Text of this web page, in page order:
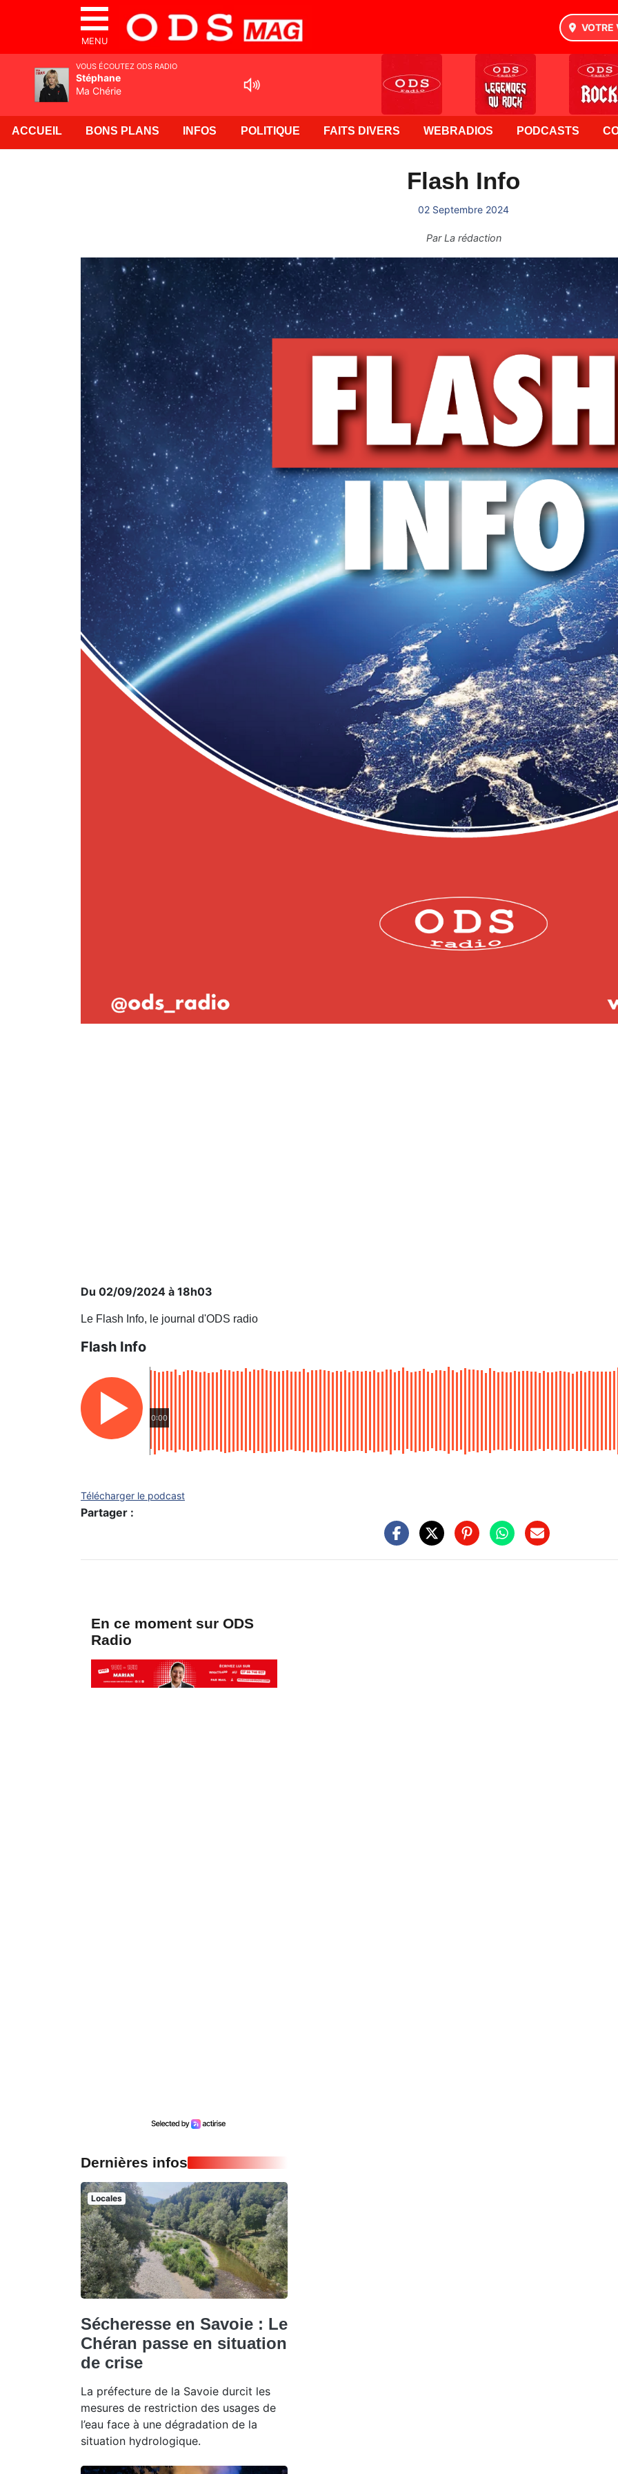
MENU
VOTRE
ACCUEIL BONS PLANS INFOS POLITIQUE FAITS DIVERS WEBRADIOS PODCASTS
Flash Info
02 Septembre 2024
ParLa rédaction
Du 02/09/2024 à 18h03
Le Flash Info, le journal d'ODS radio
Flash Info
0:00
Télécharger le podcast
Partager :
En ce moment sur ODS
Radio
Dernières infos
Locales
Sécheresse en Savoie : Le
Chéran passe en situation
de crise
La préfecture de la Savoie durcit les
mesures de restriction des usages de
l’eau face à une dégradation de la
situation hydrologique.
VOUS ÉCOUTEZ ODS RADIO
Stéphane
Ma Chérie